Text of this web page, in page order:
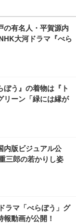
ー DualSense 充電
インチ 液晶モニタ
光沢 HDMI/DisplayP
整 スイベル VESA対
】GRAPHT THE S
Essential ゲーミン
FHD 量子ドット 残
/DVD/豊富な接続端
静音マウス付属/ 180
）
コン 富士通 A5511/
Win11 Pro/MS
/DVD/豊富な接続端
音マウス付属/ 180
富士通 LIEFBOOK
i5-1145G7/Window
カメラ/Wifi・Blue
対応/有線静音マウ
15.6インチ IPS液
載 Win11 Pro ノー
WEBカメラ付き 軽
力 スマホ 充電器 LC
ラップ付き 持ち運び
/旅行/出張/防災/緊
内持込可 (高級白い)
20W USB PD対応 1
たたみ式プラグ ホ
EC-AC6820WH
Type-C USB PD対応
式プラグ ホワイト
ンセント 急速 PD対
術基準適合 ブラッ
の有名人・平賀源内
大河ドラマ『べら
う』の着物は『ト
リーン「緑には縁が
内版ビジュアル公
三郎の若かりし姿
ラマ「べらぼう」グ
動画が公開！